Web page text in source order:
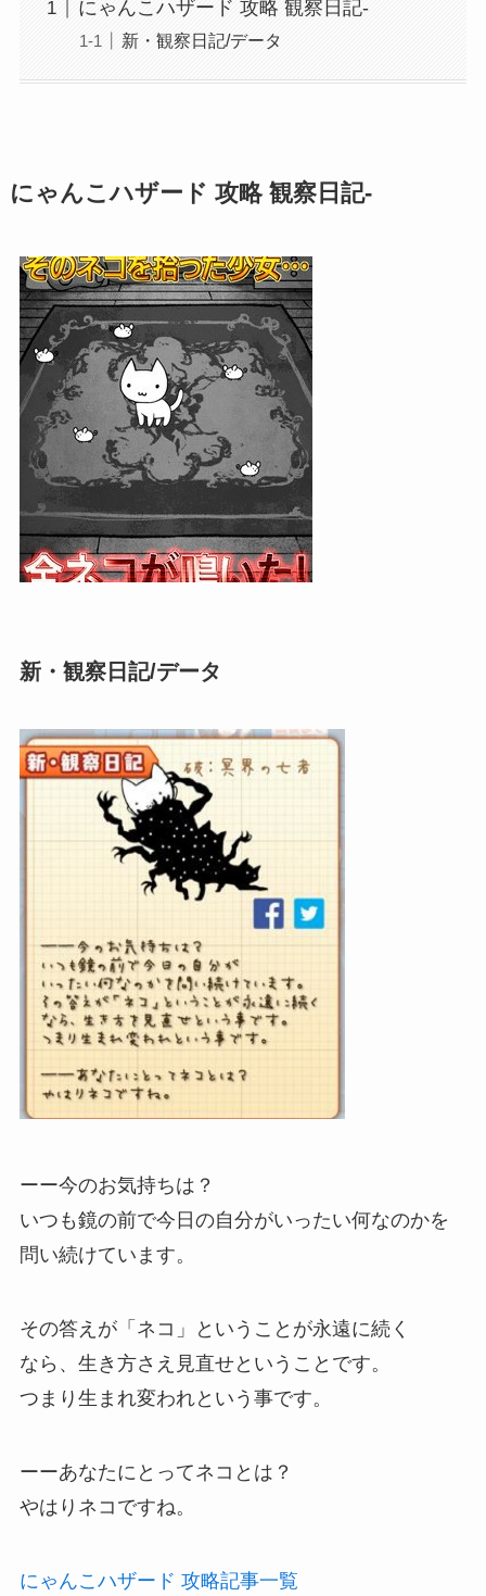
にゃんこハザード 攻略 観察日記-
新・観察日記/データ
にゃんこハザード 攻略 観察日記-
新・観察日記/データ
ーー今のお気持ちは？
いつも鏡の前で今日の自分がいったい何なのかを
問い続けています。
その答えが「ネコ」ということが永遠に続く
なら、生き方さえ見直せということです。
つまり生まれ変われという事です。
ーーあなたにとってネコとは？
やはりネコですね。
にゃんこハザード 攻略記事一覧